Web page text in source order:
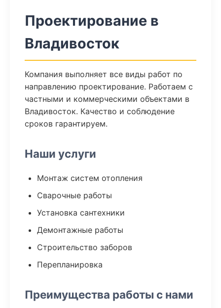
Проектирование в
Владивосток
Компания выполняет все виды работ по
направлению проектирование. Работаем с
частными и коммерческими объектами в
Владивосток. Качество и соблюдение
сроков гарантируем.
Наши услуги
Монтаж систем отопления
Сварочные работы
Установка сантехники
Демонтажные работы
Строительство заборов
Перепланировка
Преимущества работы с нами